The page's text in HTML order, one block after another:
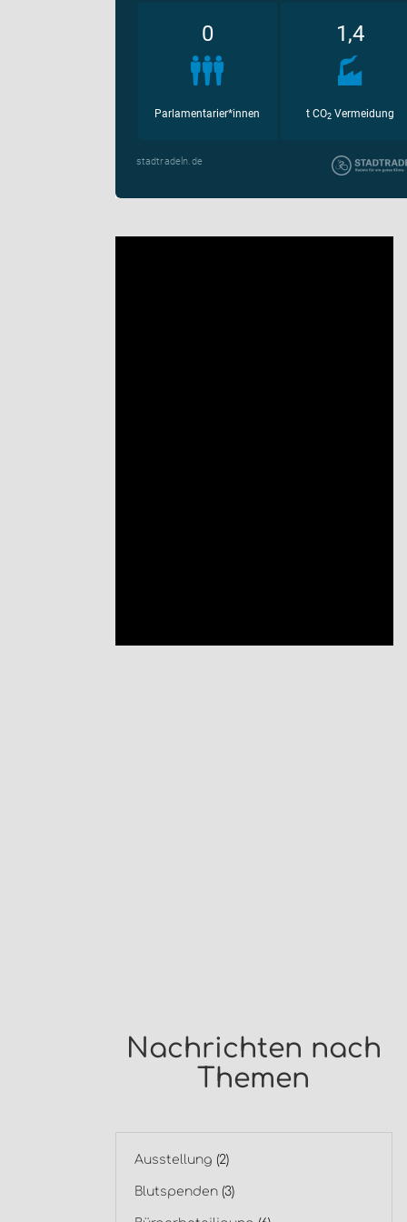
Nachrichten nach
Themen
Ausstellung (2)
Blutspenden(3)